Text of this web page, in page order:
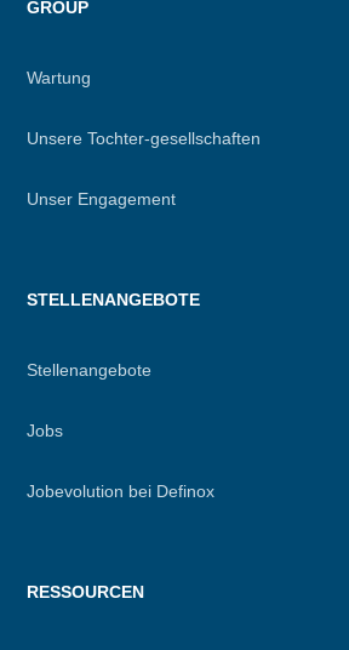
GROUP
Wartung
Unsere Tochter-gesellschaften
Unser Engagement
STELLENANGEBOTE
Stellenangebote
Jobs
Jobevolution bei Definox
RESSOURCEN